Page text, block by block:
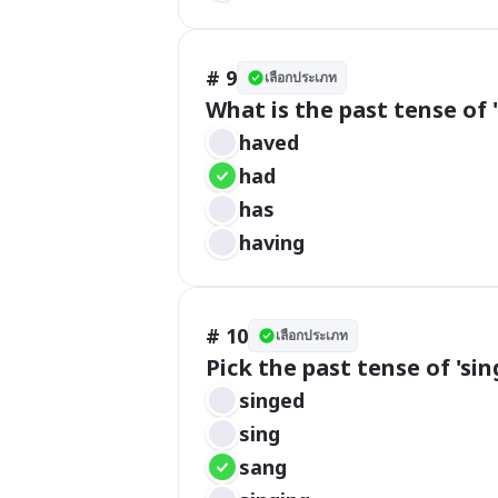
# 9 เลือกประเภท
What is the past tense of
haved
had
has
having
# 10 เลือกประเภท
Pick the past tense of
singed
sing
sang